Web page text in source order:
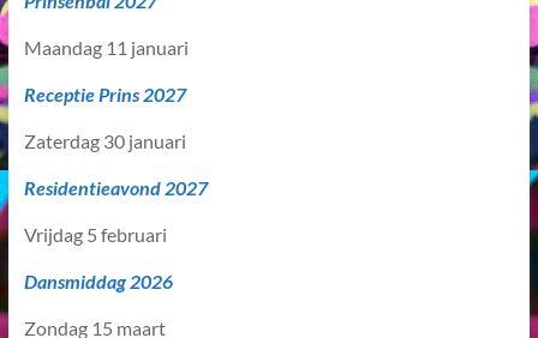
Maandag 11 januari
Receptie Prins 2027
Zaterdag 30 januari
Residentieavond 2027
Vrijdag 5 februari
Dansmiddag 2026
Zondag 15 maart